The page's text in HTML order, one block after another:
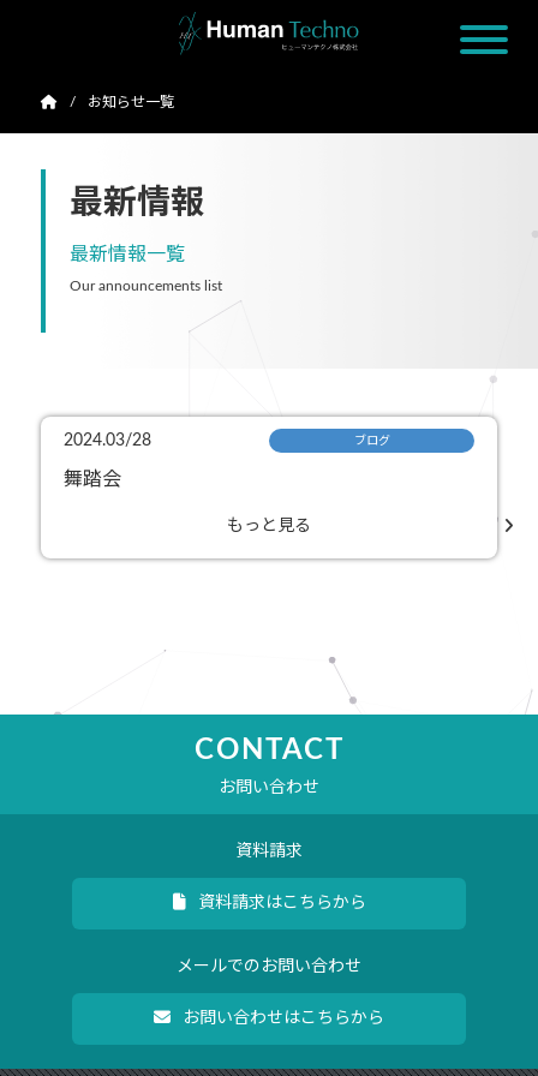
お知らせ一覧
最新情報
最新情報一覧
Our announcements list
2024.03/28 ブログ
舞踏会
もっと見る
CONTACT
お問い合わせ
資料請求
資料請求はこちらから
メールでのお問い合わせ
お問い合わせはこちらから